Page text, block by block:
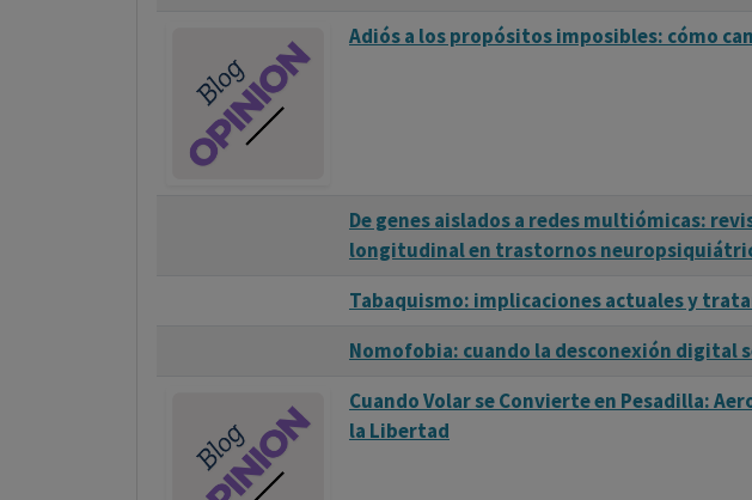
Adiós a los propósitos imposibles: cómo
De genes aislados a redes multiómicas:
longitudinal en trastornos
Tabaquismo: implicaciones actuales y
Nomofobia: cuando la desconexión digital
Cuando Volar se Convierte en Pesadilla:
la Libertad